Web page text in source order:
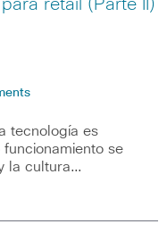
retail (Parte II)
tecnología es
se
la cultura…